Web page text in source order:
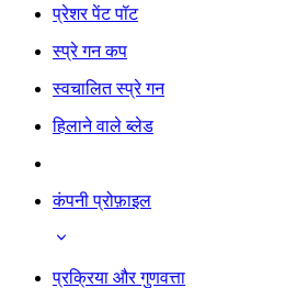
प्रेशर पेंट पॉट
स्प्रे गन कप
स्वचालित स्प्रे गन
हिलाने वाले ब्लेड
कंपनी प्रोफ़ाइल
प्रक्रिया और गुणवत्ता